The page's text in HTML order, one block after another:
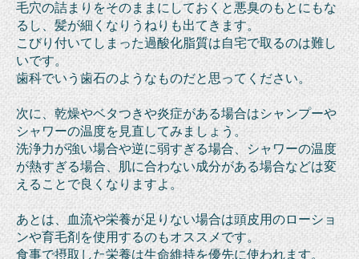
毛穴の詰まりをそのままにしておくと悪臭のもとにもな
るし、髪が細くなりうねりも出てきます。
こびり付いてしまった過酸化脂質は自宅で取るのは難し
いです。
歯科でいう歯石のようなものだと思ってください。
次に、乾燥やベタつきや炎症がある場合はシャンプーや
シャワーの温度を見直してみましょう。
洗浄力が強い場合や逆に弱すぎる場合、シャワーの温度
が熱すぎる場合、肌に合わない成分がある場合などは変
えることで良くなりますよ。
あとは、血流や栄養が足りない場合は頭皮用のローショ
ンや育毛剤を使用するのもオススメです。
食事で摂取した栄養は生命維持を優先に使われます。